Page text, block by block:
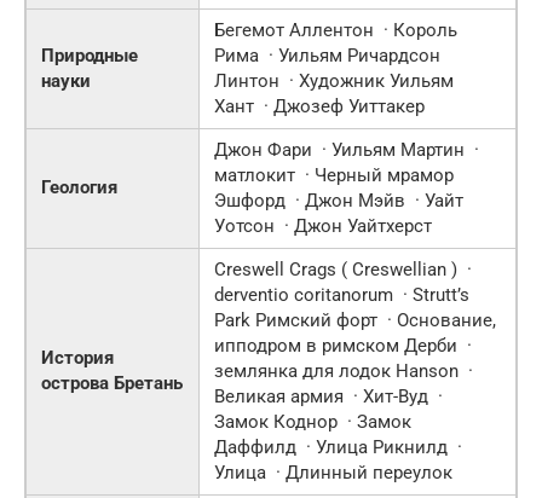
Природные
науки
Бегемот Аллентон · Король
Рима · Уильям Ричардсон
Линтон · Художник Уильям
Хант · Джозеф Уиттакер
Геология
Джон Фари · Уильям Мартин ·
матлокит · Черный мрамор
Эшфорд · Джон Мэйв · Уайт
Уотсон · Джон Уайтхерст
История
острова Бретань
Creswell Crags ( Creswellian ) ·
derventio coritanorum · Strutt’s
Park Римский форт · Основание,
ипподром в римском Дерби ·
землянка для лодок Hanson ·
Великая армия · Хит-Вуд ·
Замок Коднор · Замок
Даффилд · Улица Рикнилд ·
Улица · Длинный переулок